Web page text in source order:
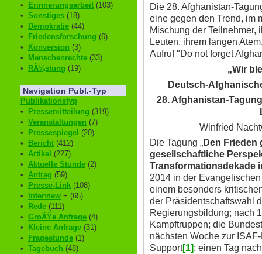
•
Erinnerungsarbeit (103)
• Sonstiges (18)
•
Demokratie (44)
•
Friedensforschung (6)
•
Konversion (3)
•
Menschenrechte (33)
•
RÃ¼stung (19)
Navigation Publ.-Typ
Publikationstyp
•
Pressemitteilung (319)
• Veranstaltungen (7)
•
Pressespiegel (20)
•
Bericht (412)
• Artikel (227)
• Aktuelle Stunde (2)
• Antrag (59)
•
Presse-Link (108)
•
Interview + (65)
•
Rede (111)
• GroÃŸe Anfrage (4)
•
Kleine Anfrage (31)
•
Fragestunde (1)
• Tagebuch (48)
Die 28. Afghanistan-
eine gegen den Trend, im
Mischung der Teilnehmer,
Leuten, ihrem langen
Aufruf "Do not forget
„Wir
Deutsch-
28. Afghanistan-
Winfried
Die Tagung „Den
gesellschaftliche
Transformationsdekade
2014 in der
einem besonders
der Präsidentschaftswahl
Regierungsbildung; nach
Kampftruppen; die
nächsten Woche zur
Support[1]; einen Tag